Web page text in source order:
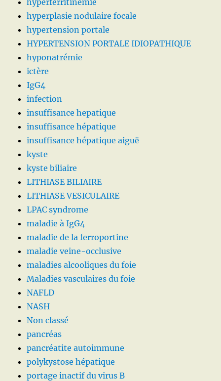
hyperferritinémie
hyperplasie nodulaire focale
hypertension portale
HYPERTENSION PORTALE IDIOPATHIQUE
hyponatrémie
ictère
IgG4
infection
insuffisance hepatique
insuffisance hépatique
insuffisance hépatique aiguë
kyste
kyste biliaire
LITHIASE BILIAIRE
LITHIASE VESICULAIRE
LPAC syndrome
maladie à IgG4
maladie de la ferroportine
maladie veine-occlusive
maladies alcooliques du foie
Maladies vasculaires du foie
NAFLD
NASH
Non classé
pancréas
pancréatite autoimmune
polykystose hépatique
portage inactif du virus B